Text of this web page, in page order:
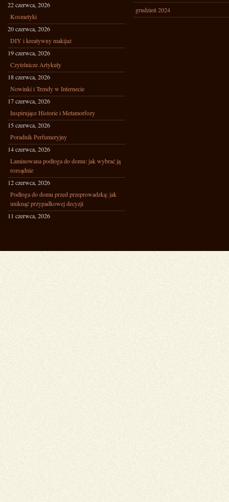
22 czerwca, 2026
Kosmetyki
20 czerwca, 2026
DIY i kreatywny makijaż
19 czerwca, 2026
Czytelnicze Artykuły
18 czerwca, 2026
Nowinki i Trendy w Internecie
17 czerwca, 2026
Inspirujące Historie i Metamorfozy
15 czerwca, 2026
Poradnik Perfumeryjny
14 czerwca, 2026
Laminowana podłoga do domu: jak wybrać ją
rozsądnie
12 czerwca, 2026
Podłoga do domu przed przeprowadzką: jak
uniknąć przypadkowej decyzji
11 czerwca, 2026
grudzień 2024